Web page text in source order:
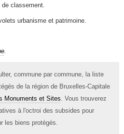
classement.
urbanisme et patrimoine.
.
commune par commune, la liste
de la région de Bruxelles-Capitale
Monuments et Sites . Vous trouverez
à l'octroi des subsides pour
les biens protégés.